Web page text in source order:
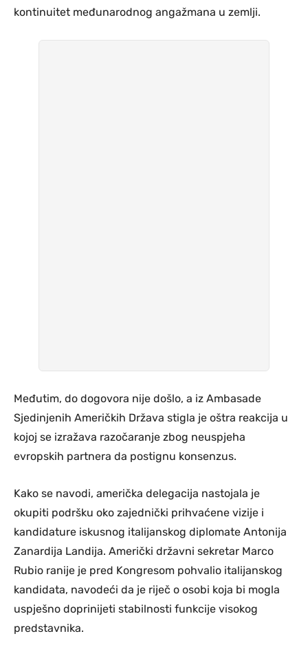
kontinuitet međunarodnog angažmana u zemlji.
Međutim, do dogovora nije došlo, a iz Ambasade
Sjedinjenih Američkih Država stigla je oštra reakcija u
kojoj se izražava razočaranje zbog neuspjeha
evropskih partnera da postignu konsenzus.
Kako se navodi, američka delegacija nastojala je
okupiti podršku oko zajednički prihvaćene vizije i
kandidature iskusnog italijanskog diplomate Antonija
Zanardija Landija. Američki državni sekretar Marco
Rubio ranije je pred Kongresom pohvalio italijanskog
kandidata, navodeći da je riječ o osobi koja bi mogla
uspješno doprinijeti stabilnosti funkcije visokog
predstavnika.